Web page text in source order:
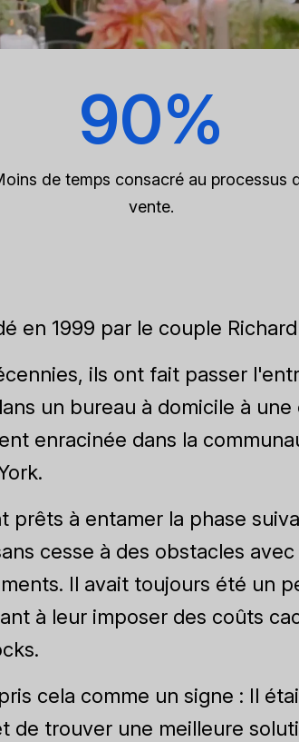
90%
de temps consacré au processus
vente.
en 1999 par le couple
ils ont fait passer
un bureau à domicile à
enracinée dans la
prêts à entamer la phase
cesse à des obstacles
Il avait toujours été un
à leur imposer des coûts
cela comme un signe : Il
de trouver une meilleure